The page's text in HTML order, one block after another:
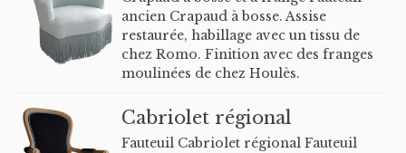
ancien Crapaud à bosse. Assise
restaurée, habillage avec un tissu de
chez Romo. Finition avec des franges
moulinées de chez Houlès.
Cabriolet régional
Fauteuil Cabriolet régional Fauteuil